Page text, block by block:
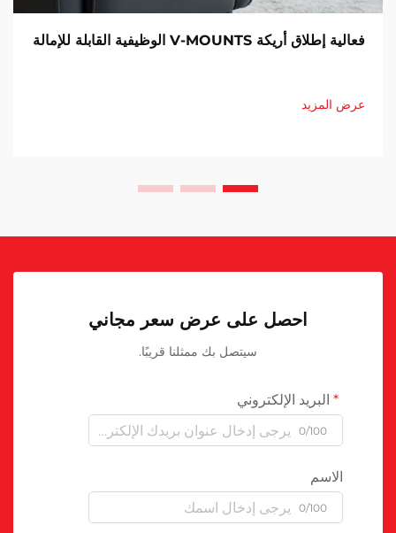
فعالية إطلاق أريكة V-MOUNTS الوظيفية القابلة للإمالة
عرض المزيد
احصل على عرض سعر مجاني
سيتصل بك ممثلنا قريبًا.
البريد الإلكتروني
0/100
الاسم
0/100